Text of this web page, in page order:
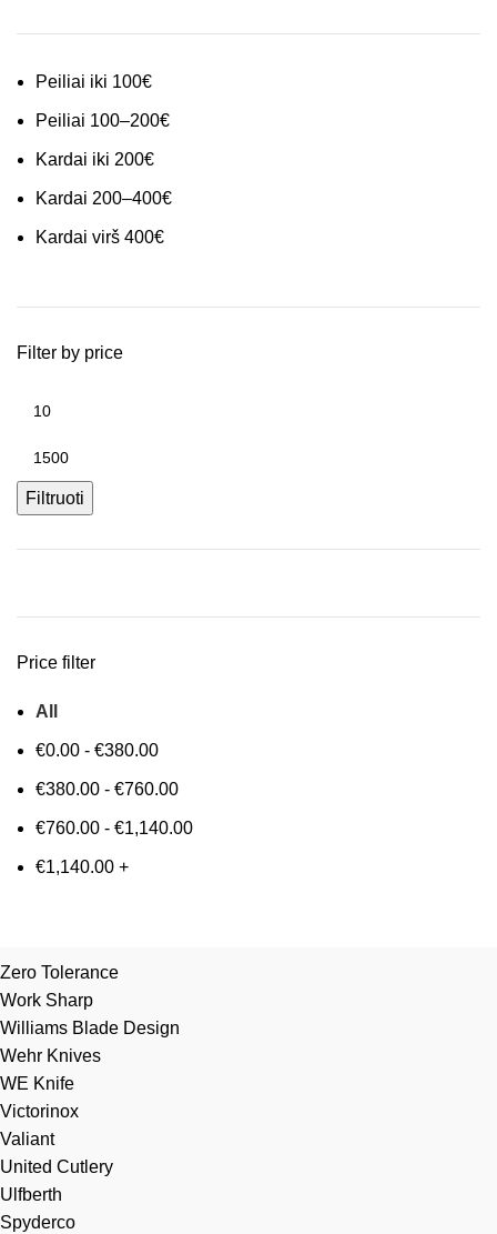
Peiliai iki 100€
Peiliai 100–200€
Kardai iki 200€
Kardai 200–400€
Kardai virš 400€
Filter by price
Filtruoti
Price filter
All
€0.00 - €380.00
€380.00 - €760.00
€760.00 - €1,140.00
€1,140.00 +
Zero Tolerance
Work Sharp
Williams Blade Design
Wehr Knives
WE Knife
Victorinox
Valiant
United Cutlery
Ulfberth
Spyderco